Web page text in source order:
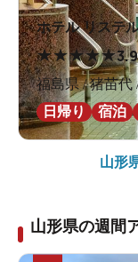
ホテル リステ
★★★★★3.9
福島県 / 猪苗代
日帰り
宿泊
山形
山形県の週間